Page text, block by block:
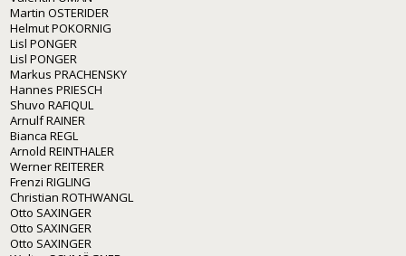
Martin OSTERIDER
Helmut POKORNIG
Lisl PONGER
Lisl PONGER
Markus PRACHENSKY
Hannes PRIESCH
Shuvo RAFIQUL
Arnulf RAINER
Bianca REGL
Arnold REINTHALER
Werner REITERER
Frenzi RIGLING
Christian ROTHWANGL
Otto SAXINGER
Otto SAXINGER
Otto SAXINGER